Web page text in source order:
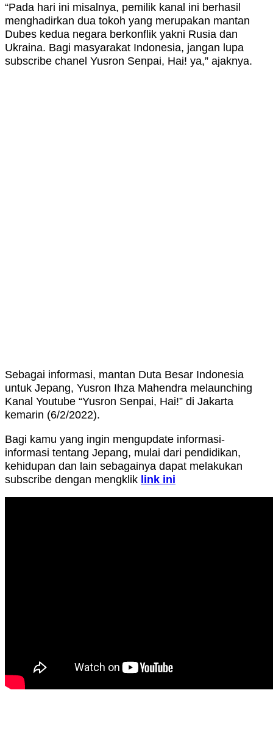
“Pada hari ini misalnya, pemilik kanal ini berhasil
menghadirkan dua tokoh yang merupakan mantan
Dubes kedua negara berkonflik yakni Rusia dan
Ukraina. Bagi masyarakat Indonesia, jangan lupa
subscribe chanel Yusron Senpai, Hai! ya,” ajaknya.
Sebagai informasi, mantan Duta Besar Indonesia
untuk Jepang, Yusron Ihza Mahendra melaunching
Kanal Youtube “Yusron Senpai, Hai!” di Jakarta
kemarin (6/2/2022).
Bagi kamu yang ingin mengupdate informasi-
informasi tentang Jepang, mulai dari pendidikan,
kehidupan dan lain sebagainya dapat melakukan
subscribe dengan mengklik link ini